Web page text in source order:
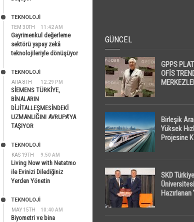
TEM 30TH 11:42 AM
TEKNOLOJİ
Gayrimenkul değerleme
sektörü yapay zekâ
teknolojileriyle dönüşüyor
ARA 8TH 12:29 PM
TEKNOLOJİ
SİEMENS TÜRKİYE,
BİNALARIN
DİJİTALLEŞMESİNDEKİ
UZMANLIĞINI AVRUPA’YA
TAŞIYOR
KAS 19TH 9:50 AM
TEKNOLOJİ
Living Now with Netatmo
ile Evinizi Dilediğiniz
Yerden Yönetin
MAY 15TH 10:40 AM
TEKNOLOJİ
Biyometri ve bina
GÜNCEL
GPPS
OFİS
Birleşik
Yüksek
Projesine
SKD